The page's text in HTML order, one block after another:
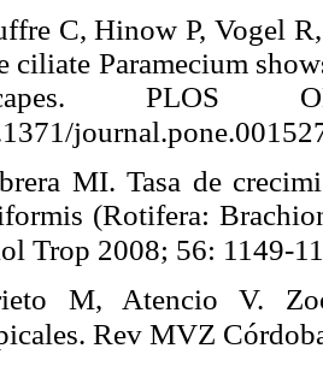
C, Hinow P, Vogel
ciliate Paramecium
MI. Tasa de
(Rotifera:
Trop 2008; 56: 1149-
M, Atencio V.
Rev MVZ